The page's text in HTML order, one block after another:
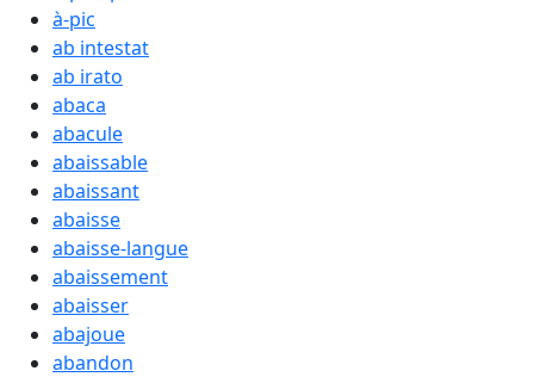
à-pic
ab intestat
ab irato
abaca
abacule
abaissable
abaissant
abaisse
abaisse-langue
abaissement
abaisser
abajoue
abandon